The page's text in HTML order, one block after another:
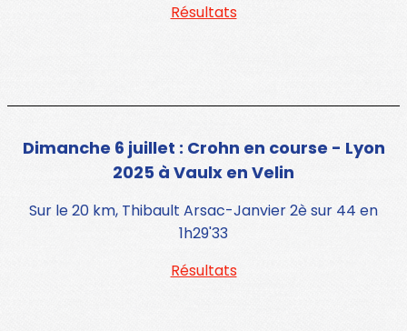
Résultats
Dimanche 6 juillet : Crohn en course - Lyon
2025 à Vaulx en Velin
Sur le 20 km, Thibault Arsac-Janvier 2è sur 44 en
1h29'33
Résultats